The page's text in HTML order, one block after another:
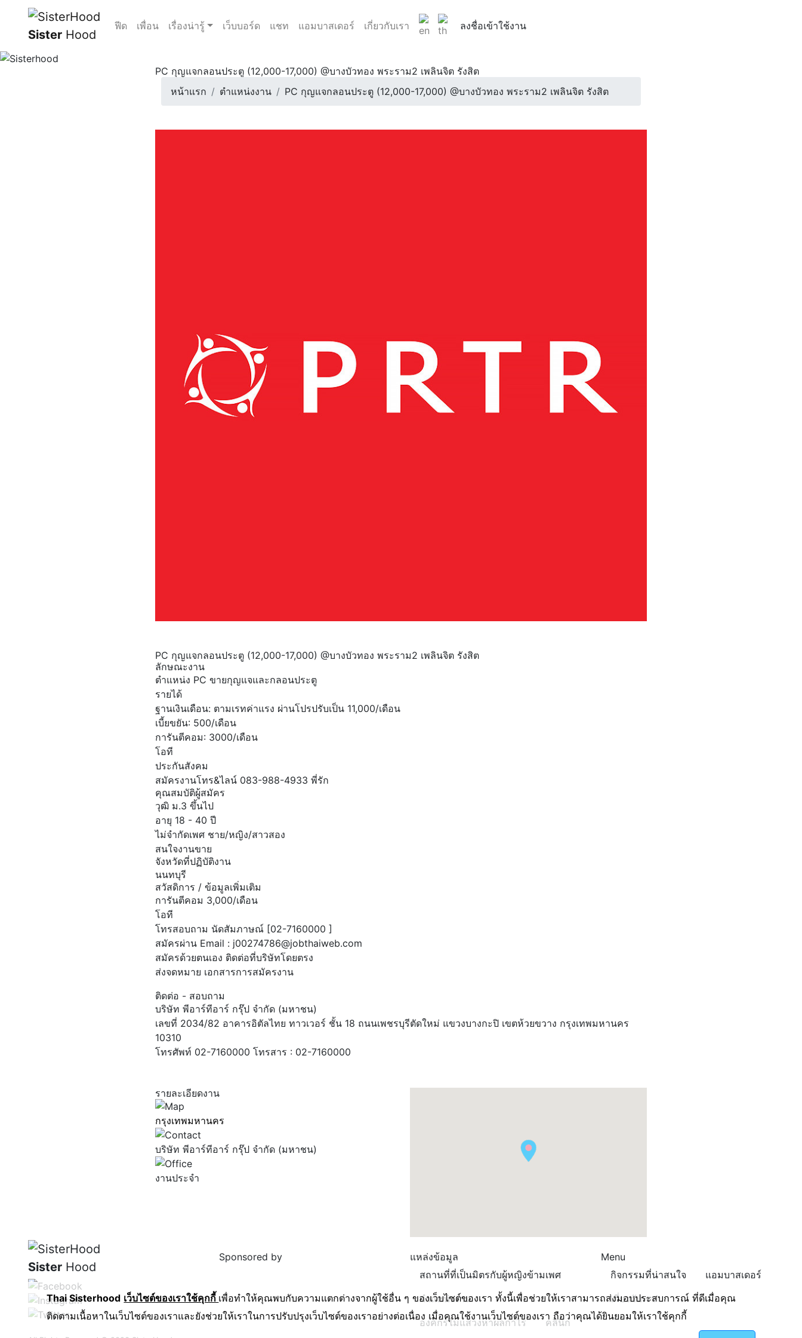
Sister Hood
ฟีด เพื่อน เรื่องน่ารู้ เว็บบอร์ด แชท แอมบาสเดอร์ เกี่ยวกับเรา ลงชื่อเข้าใช้งาน
PC กุญแจกลอนประตู (12,000-17,000) @บางบัวทอง พระราม2 เพลินจิต รังสิต
หน้าแรก
ตำแหน่งงาน PC กุญแจกลอนประตู (12,000-17,000) @บางบัวทอง พระราม2 เพลินจิต รังสิต
PC กุญแจกลอนประตู (12,000-17,000) @บางบัวทอง พระราม2 เพลินจิต รังสิต
ลักษณะงาน
ตำแหน่ง PC ขายกุญแจและกลอนประตู
รายได้
ฐานเงินเดือน: ตามเรทค่าแรง ผ่านโปรปรับเป็น 11,000/เดือน
เบี้ยขยัน: 500/เดือน
การันตีคอม: 3000/เดือน
โอที
ประกันสังคม
สมัครงานโทร&ไลน์ 083-988-4933 พี่รัก
คุณสมบัติผู้สมัคร
วุฒิ ม.3 ขึ้นไป
อายุ 18 - 40 ปี
ไม่จำกัดเพศ ชาย/หญิง/สาวสอง
สนใจงานขาย
จังหวัดที่ปฏิบัติงาน
นนทบุรี
สวัสดิการ / ข้อมูลเพิ่มเติม
การันตีคอม 3,000/เดือน
โอที
โทรสอบถาม นัดสัมภาษณ์ [02-7160000 ]
สมัครผ่าน Email : j00274786@jobthaiweb.com
สมัครด้วยตนเอง ติดต่อที่บริษัทโดยตรง
ส่งจดหมาย เอกสารการสมัครงาน
ติดต่อ - สอบถาม
บริษัท พีอาร์ทีอาร์ กรุ๊ป จำกัด (มหาชน)
เลขที่ 2034/82 อาคารอิตัลไทย ทาวเวอร์ ชั้น 18 ถนนเพชรบุรีตัดใหม่ แขวงบางกะปิ เขตห้วยขวาง กรุงเทพมหานคร
10310
โทรศัพท์ 02-7160000 โทรสาร : 02-7160000
รายละเอียดงาน
กรุงเทพมหานคร
บริษัท พีอาร์ทีอาร์ กรุ๊ป จำกัด (มหาชน)
งานประจำ
Sister Hood
Sponsored by
แหล่งข้อมูล
สถานที่ที่เป็นมิตรกับผู้หญิงข้ามเพศ
ตำแหน่งงาน
องค์กรไม่แสวงหาผลกำไร
คลินิก
Menu
กิจกรรมที่น่าสนใจ
แอมบาสเดอร์
เกี่ยวกับเรา
Thai Sisterhood เว็บไซต์ของเราใช้คุกกี้ เพื่อทำให้คุณพบกับความแตกต่างจากผู้ใช้อื่น ๆ ของเว็บไซต์ของเรา ทั้งนี้เพื่อช่วยให้เราสามารถส่งมอบประสบการณ์ ที่ดีเมื่อคุณ
ติดตามเนื้อหาในเว็บไซต์ของเราและยังช่วยให้เราในการปรับปรุงเว็บไซต์ของเราอย่างต่อเนื่อง เมื่อคุณใช้งานเว็บไซต์ของเรา ถือว่าคุณได้ยินยอมให้เราใช้คุกกี้